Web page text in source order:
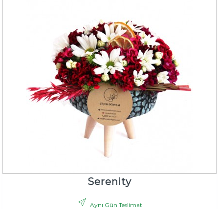
Serenity
Aynı Gün Teslimat